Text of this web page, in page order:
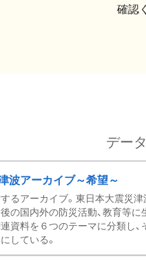
確認
デー
波アーカイブ～希望～
るアーカイブ。東日本大震災
の国内外の防災活動、教育等
資料を６つのテーマに分類し
している。